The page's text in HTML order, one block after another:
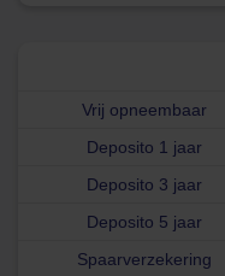
Vrij opneembaar
Deposito 1 jaar
Deposito 3 jaar
Deposito 5 jaar
Spaarverzekering